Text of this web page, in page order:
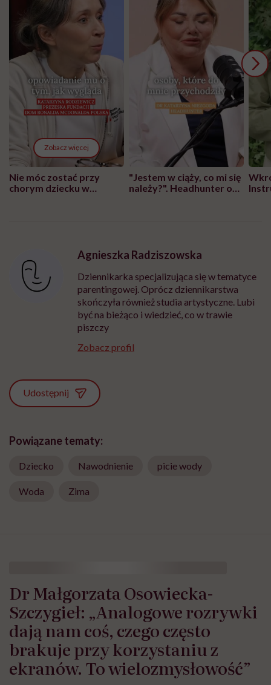
Zobacz więcej
Nie móc zostać przy
chorym dziecku w
"Jestem w ciąży, co mi się
należy?". Headhunter o
Agnieszka Radziszowska
Dziennikarka specjalizująca się w tematyce
parentingowej. Oprócz dziennikarstwa
skończyła również studia artystyczne. Lubi
być na bieżąco i wiedzieć, co w trawie
piszczy
Zobacz profil
Udostępnij
Powiązane tematy:
Dziecko Nawodnienie picie wody
Woda Zima
Dr Małgorzata Osowiecka-
Szczygieł: „Analogowe rozrywki
dają nam coś, czego często
brakuje przy korzystaniu z
ekranów. To wielozmysłowość”